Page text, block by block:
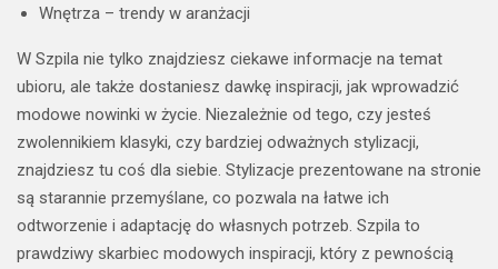
Wnętrza – trendy w aranżacji
W Szpila nie tylko znajdziesz ciekawe informacje na temat
ubioru, ale także dostaniesz dawkę inspiracji, jak wprowadzić
modowe nowinki w życie. Niezależnie od tego, czy jesteś
zwolennikiem klasyki, czy bardziej odważnych stylizacji,
znajdziesz tu coś dla siebie. Stylizacje prezentowane na stronie
są starannie przemyślane, co pozwala na łatwe ich
odtworzenie i adaptację do własnych potrzeb. Szpila to
prawdziwy skarbiec modowych inspiracji, który z pewnością